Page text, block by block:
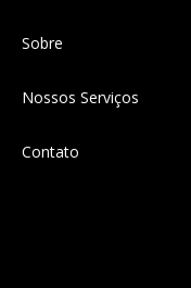
Sobre
Nossos Serviços
Contato